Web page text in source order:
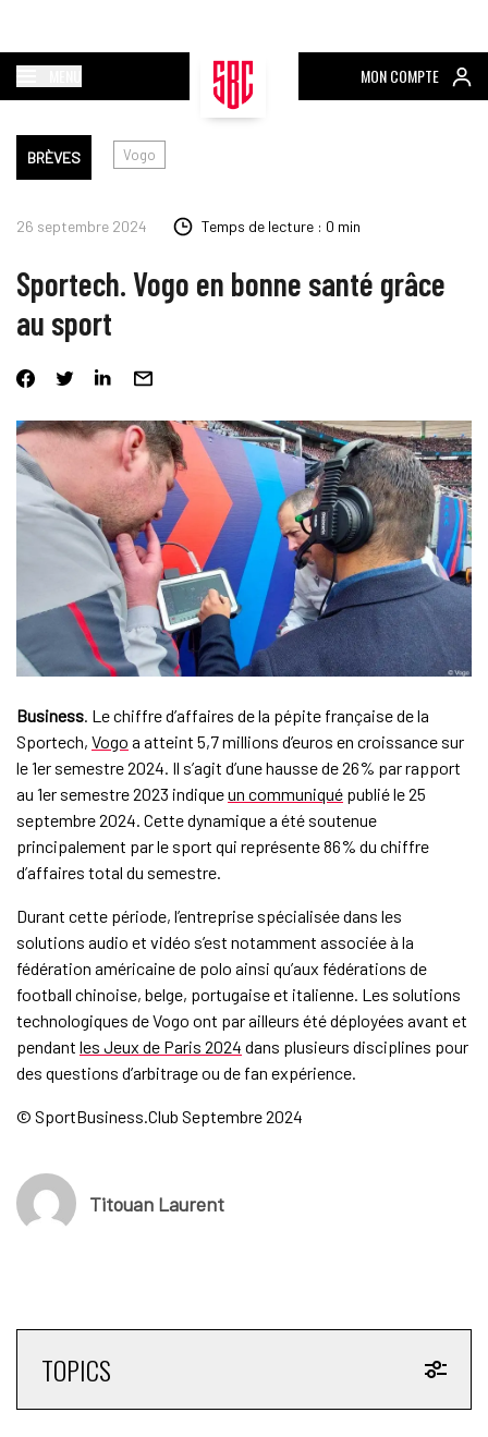
MON COMPTE
BRÈVES Vogo
26 septembre 2024 Temps de lecture : 0 min
Sportech. Vogo en bonne santé grâce
au sport
Business. Le chiffre d’affaires de la pépite française de la
Sportech, Vogo a atteint 5,7 millions d’euros en croissance sur
le 1er semestre 2024. Il s’agit d’une hausse de 26% par rapport
au 1er semestre 2023 indiqueun communiquépublié le 25
septembre 2024. Cette dynamique a été soutenue
principalement par le sport qui représente 86% du chiffre
d’affaires total du semestre.
Durant cette période, l’entreprise spécialisée dans les
solutions audio et vidéo s’est notamment associée à la
fédération américaine de polo ainsi qu’aux fédérations de
football chinoise, belge, portugaise et italienne. Les solutions
technologiques de Vogo ont par ailleurs été déployées avant et
pendant les Jeux de Paris 2024 dans plusieurs disciplines pour
des questions d’arbitrage ou de fan expérience.
© SportBusiness.Club Septembre 2024
Titouan Laurent
TOPICS